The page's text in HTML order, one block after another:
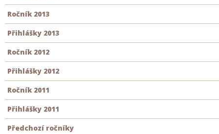
Ročník 2013
Přihlášky 2013
Ročník 2012
Přihlášky 2012
Ročník 2011
Přihlášky 2011
Předchozí ročníky